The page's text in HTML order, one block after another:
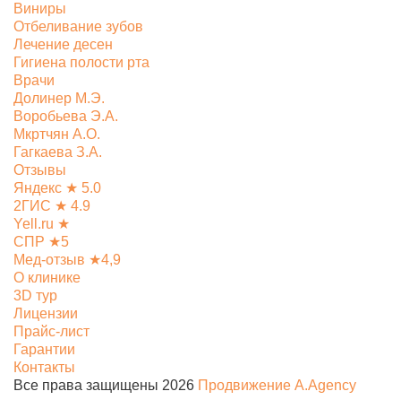
Виниры
Отбеливание зубов
Лечение десен
Гигиена полости рта
Врачи
Долинер М.Э.
Воробьева Э.А.
Мкртчян А.О.
Гагкаева З.А.
Отзывы
Яндекс ★ 5.0
2ГИС ★ 4.9
Yell.ru ★
СПР ★5
Мед-отзыв ★4,9
О клинике
3D тур
Лицензии
Прайс-лист
Гарантии
Контакты
Все права защищены 2026 Продвижение A.Agency